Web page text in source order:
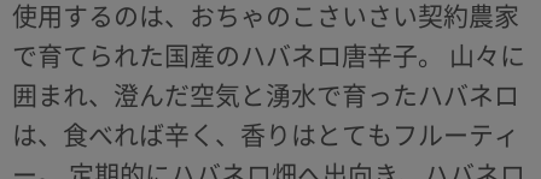
使用するのは、おちゃのこさいさい契約農家
で育てられた国産のハバネロ唐辛子。
山々に
囲まれ、澄んだ空気と湧水で育ったハバネロ
は、食べれば辛く、香りはとてもフルーティ